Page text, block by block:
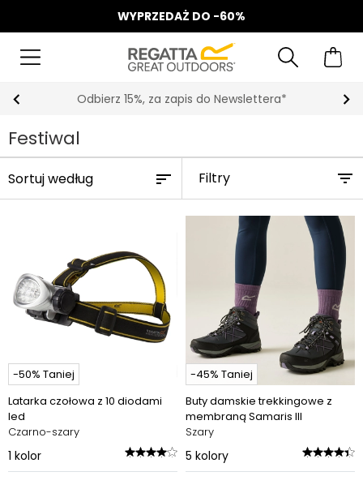
WYPRZEDAŻ DO -60%
Odbierz 15%, za zapis do Newslettera*
Festiwal
Filtry
-50% Taniej
Latarka czołowa z 10 diodami
led
Czarno-szary
1 kolor
-45% Taniej
Buty damskie trekkingowe z
membraną Samaris III
Szary
5 kolory